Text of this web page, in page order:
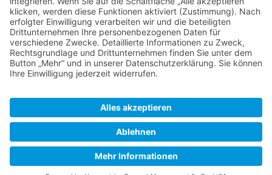
Zertifikat>> hier << downloaden
ImpressumIDatenschutz
Cookie-Einstellungen